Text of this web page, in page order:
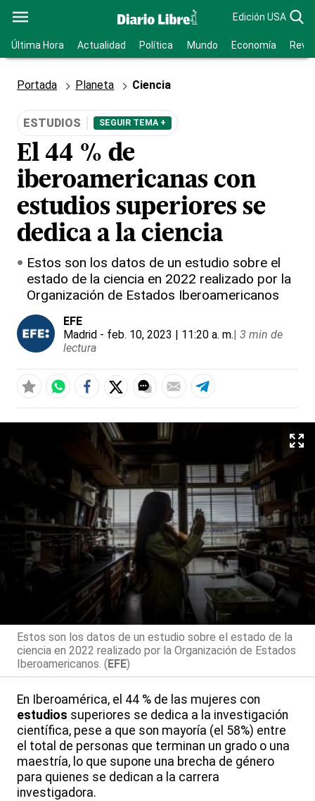
Edición USA
Última Hora Actualidad Política Mundo Economía
Portada Planeta Ciencia
ESTUDIOS SEGUIR TEMA +
El 44 % de
iberoamericanas con
estudios superiores se
dedica a la ciencia
Estos son los datos de un estudio sobre el
estado de la ciencia en 2022 realizado por la
Organización de Estados Iberoamericanos
EFE
Madrid - feb. 10, 2023 | 11:20 a. m.| 3 min de
lectura
Estos son los datos de un estudio sobre el estado de la
ciencia en 2022 realizado por la Organización de Estados
Iberoamericanos. (EFE)
En Iberoamérica, el 44 % de las mujeres con
estudios superiores se dedica a la investigación
científica, pese a que son mayoría (el 58%) entre
el total de personas que terminan un grado o una
maestría, lo que supone una brecha de género
para quienes se dedican a la carrera
investigadora.